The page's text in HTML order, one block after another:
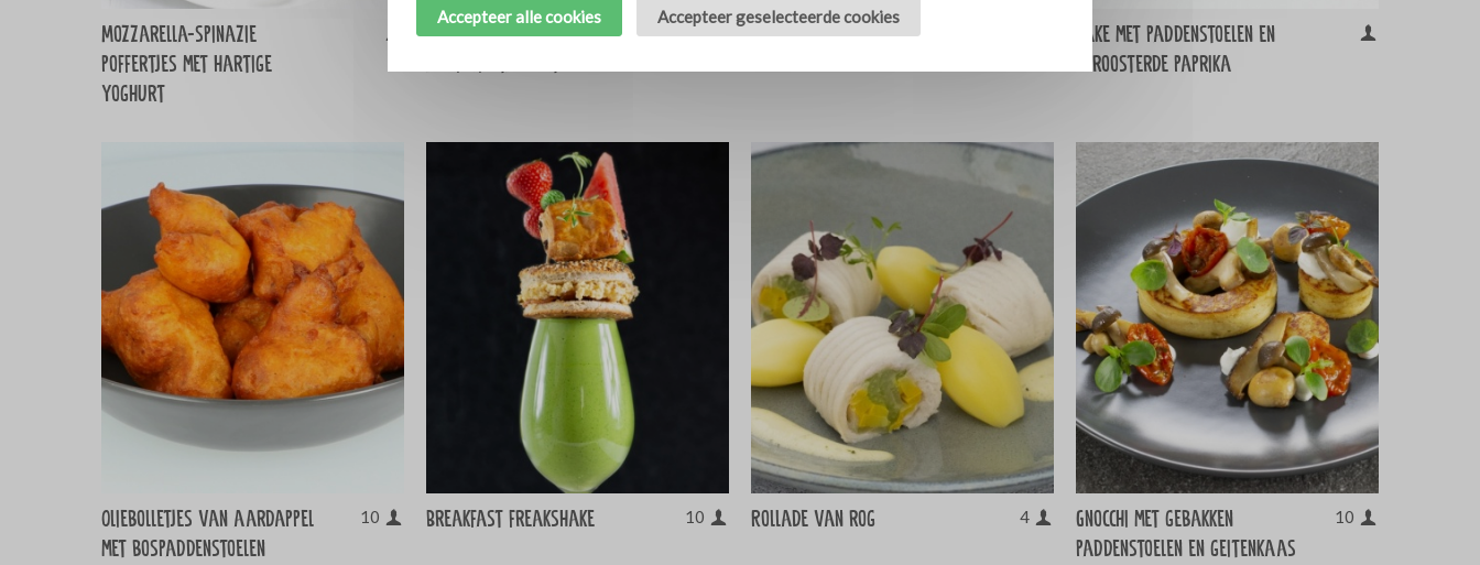
Accepteer alle cookies Accepteer geselecteerde cookies
Mozzarella-spinazie
poffertjes met hartige
yoghurt
Rookworst ‘speciaal’ met
4 Gestoofde gevulde uien
Cake met paddenstoelen en
geroosterde paprika
Oliebolletjes van aardappel
met bospaddenstoelen
10 Breakfast freakshake 10 Rollade van rog 4
Gnocchi met gebakken
paddenstoelen en geitenkaas
10